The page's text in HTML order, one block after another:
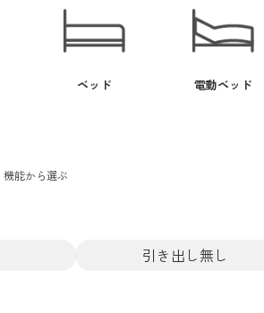
ベッド 電動ベッド
機能から選ぶ
引き出し無し